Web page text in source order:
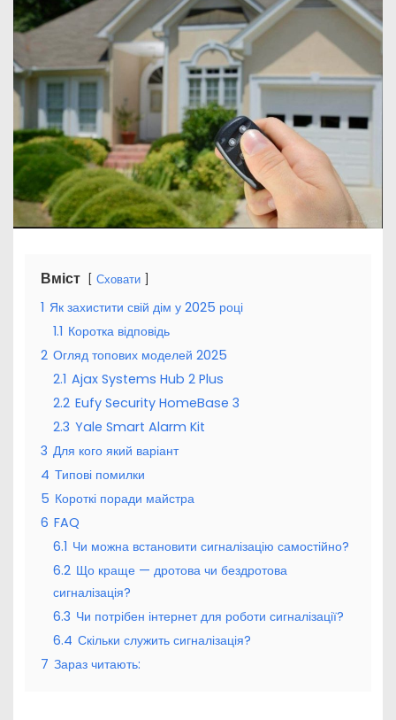
Вміст Сховати
1 Як захистити свій дім у 2025 році
1.1 Коротка відповідь
2 Огляд топових моделей 2025
2.1 Ajax Systems Hub 2 Plus
2.2 Eufy Security HomeBase 3
2.3 Yale Smart Alarm Kit
3 Для кого який варіант
4 Типові помилки
5 Короткі поради майстра
6 FAQ
6.1 Чи можна встановити сигналізацію самостійно?
6.2 Що краще — дротова чи бездротова
сигналізація?
6.3 Чи потрібен інтернет для роботи сигналізації?
6.4 Скільки служить сигналізація?
7 Зараз читають: